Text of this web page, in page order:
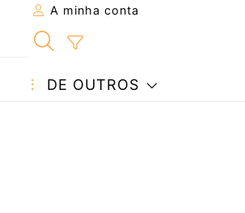
A minha conta
DE OUTROS